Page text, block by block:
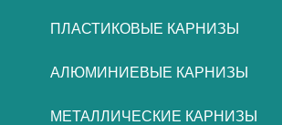
ПЛАСТИКОВЫЕ КАРНИЗЫ
АЛЮМИНИЕВЫЕ КАРНИЗЫ
МЕТАЛЛИЧЕСКИЕ КАРНИЗЫ